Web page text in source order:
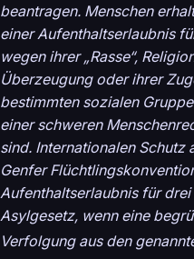
beantragen. Menschen
einer Aufenthaltserlaubnis
wegen ihrer „Rasse“,
Überzeugung oder ihrer
bestimmten sozialen
einer schweren
sind. Internationalen Schutz
Genfer
Aufenthaltserlaubnis für
Asylgesetz, wenn eine
Verfolgung aus den